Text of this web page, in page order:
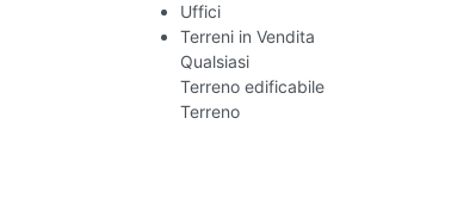
Uffici
Terreni in Vendita
Qualsiasi
Terreno edificabile
Terreno